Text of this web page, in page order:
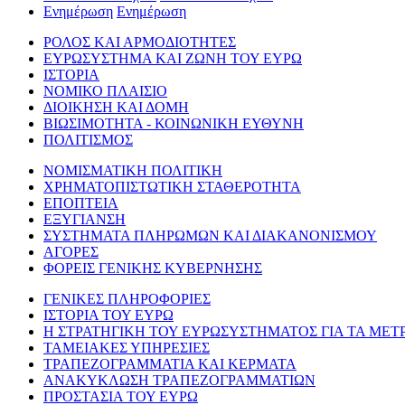
Ενημέρωση Ενημέρωση
ΡΟΛΟΣ ΚΑΙ ΑΡΜΟΔΙΟΤΗΤΕΣ
ΕΥΡΩΣΥΣΤΗΜΑ ΚΑΙ ΖΩΝΗ ΤΟΥ ΕΥΡΩ
ΙΣΤΟΡΙΑ
ΝΟΜΙΚΟ ΠΛΑΙΣΙΟ
ΔΙΟΙΚΗΣΗ ΚΑΙ ΔΟΜΗ
ΒΙΩΣΙΜΟΤΗΤΑ - ΚΟΙΝΩΝΙΚΗ ΕΥΘΥΝΗ
ΠΟΛΙΤΙΣΜΟΣ
ΝΟΜΙΣΜΑΤΙΚΗ ΠΟΛΙΤΙΚΗ
ΧΡΗΜΑΤΟΠΙΣΤΩΤΙΚΗ ΣΤΑΘΕΡΟΤΗΤΑ
ΕΠΟΠΤΕΙΑ
ΕΞΥΓΙΑΝΣΗ
ΣΥΣΤΗΜΑΤΑ ΠΛΗΡΩΜΩΝ ΚΑΙ ΔΙΑΚΑΝΟΝΙΣΜΟΥ
ΑΓΟΡΕΣ
ΦΟΡΕΙΣ ΓΕΝΙΚΗΣ ΚΥΒΕΡΝΗΣΗΣ
ΓΕΝΙΚΕΣ ΠΛΗΡΟΦΟΡΙΕΣ
ΙΣΤΟΡΙΑ ΤΟΥ ΕΥΡΩ
Η ΣΤΡΑΤΗΓΙΚΗ ΤΟΥ ΕΥΡΩΣΥΣΤΗΜΑΤΟΣ ΓΙΑ ΤΑ
ΤΑΜΕΙΑΚΕΣ ΥΠΗΡΕΣΙΕΣ
ΤΡΑΠΕΖΟΓΡΑΜΜΑΤΙΑ ΚΑΙ ΚΕΡΜΑΤΑ
ΑΝΑΚΥΚΛΩΣΗ ΤΡΑΠΕΖΟΓΡΑΜΜΑΤΙΩΝ
ΠΡΟΣΤΑΣΙΑ ΤΟΥ ΕΥΡΩ